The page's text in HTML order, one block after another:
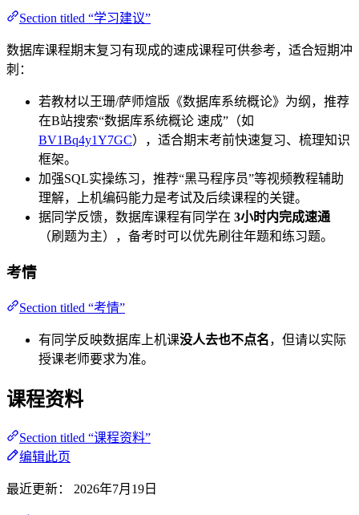
Section titled “学习建议”
数据库课程期末复习有现成的速成课程可供参考，适合短期冲
刺：
若教材以王珊/萨师煊版《数据库系统概论》为纲，推荐
在B站搜索“数据库系统概论 速成”（如
BV1Bq4y1Y7GC），适合期末考前快速复习、梳理知识
框架。
加强SQL实操练习，推荐“黑马程序员”等视频教程辅助
理解，上机编码能力是考试及后续课程的关键。
据同学反馈，数据库课程有同学在 3小时内完成速通
（刷题为主），备考时可以优先刷往年题和练习题。
考情
Section titled “考情”
有同学反映数据库上机课没人去也不点名，但请以实际
授课老师要求为准。
课程资料
Section titled “课程资料”
编辑此页
最近更新： 2026年7月19日